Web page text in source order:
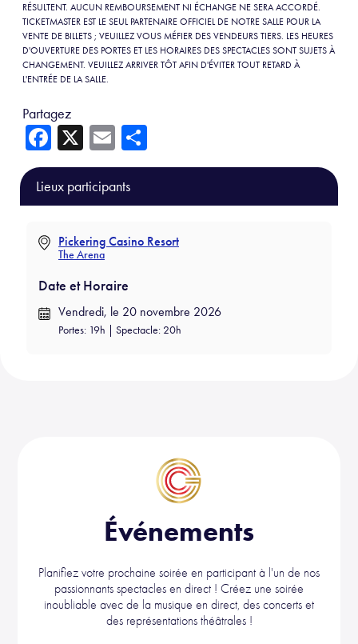
RÉSULTENT. AUCUN REMBOURSEMENT NI ÉCHANGE NE SERA ACCORDÉ.
TICKETMASTER EST LE SEUL PARTENAIRE OFFICIEL DE NOTRE SALLE POUR LA
VENTE DE BILLETS ; VEUILLEZ VOUS MÉFIER DES VENDEURS TIERS. LES HEURES
D'OUVERTURE DES PORTES ET LES HORAIRES DES SPECTACLES SONT SUJETS À
CHANGEMENT. VEUILLEZ ARRIVER TÔT AFIN D'ÉVITER TOUT RETARD À
L'ENTRÉE DE LA SALLE.
Partagez
Fa
ce
b
o
ok
X
E
m
ail
ar
Lieux participants
Pickering Casino Resort
The Arena
Date et Horaire
Vendredi, le 20 novembre 2026
Portes: 19h | Spectacle: 20h
Événements
Planifiez votre prochaine soirée en participant à l'un de nos
passionnants spectacles en direct ! Créez une soirée
inoubliable avec de la musique en direct, des concerts et
des représentations théâtrales !